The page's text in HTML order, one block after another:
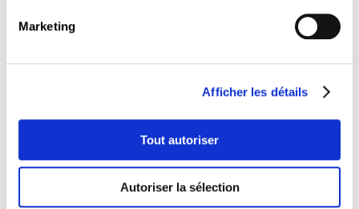
Marketing
Afficher les détails
Tout autoriser
Autoriser la sélection